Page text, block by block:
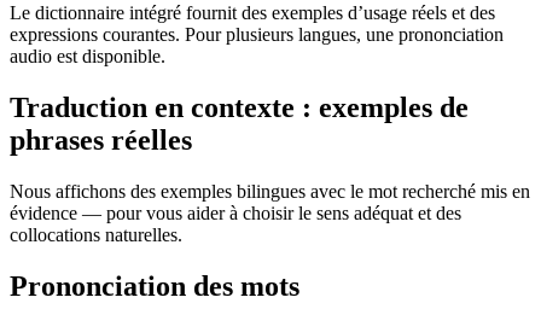
Le dictionnaire intégré fournit des exemples d’usage réels et des
expressions courantes. Pour plusieurs langues, une prononciation
audio est disponible.
Traduction en contexte : exemples de
phrases réelles
Nous affichons des exemples bilingues avec le mot recherché mis en
évidence — pour vous aider à choisir le sens adéquat et des
collocations naturelles.
Prononciation des mots